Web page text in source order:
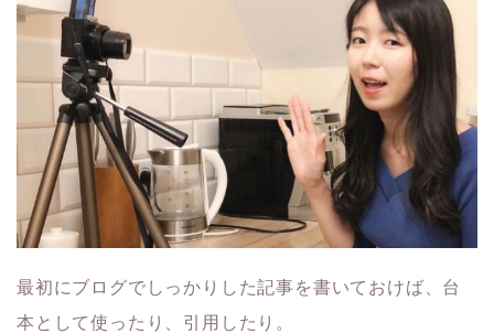
最初にブログでしっかりした記事を書いておけば、台
本として使ったり、引用したり。